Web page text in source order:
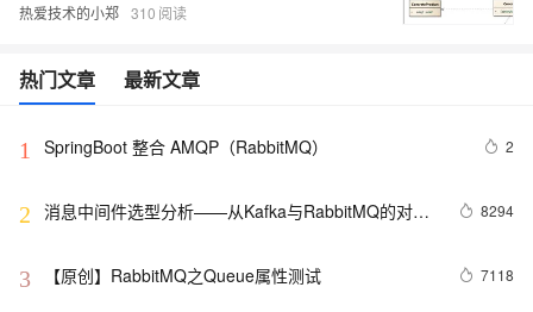
热爱技术的小郑 310
热门文章 最新文章
1 SpringBoot 整合 AMQP（RabbitMQ） 2
2 消息中间件选型分析——从Kafka与RabbitMQ的对比
8294
3 【原创】RabbitMQ之Queue属性测试 7118